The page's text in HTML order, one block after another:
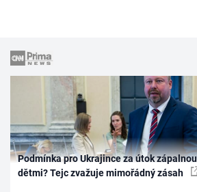
Podmínka pro Ukrajince za útok
dětmi? Tejc zvažuje mimořádný zásah